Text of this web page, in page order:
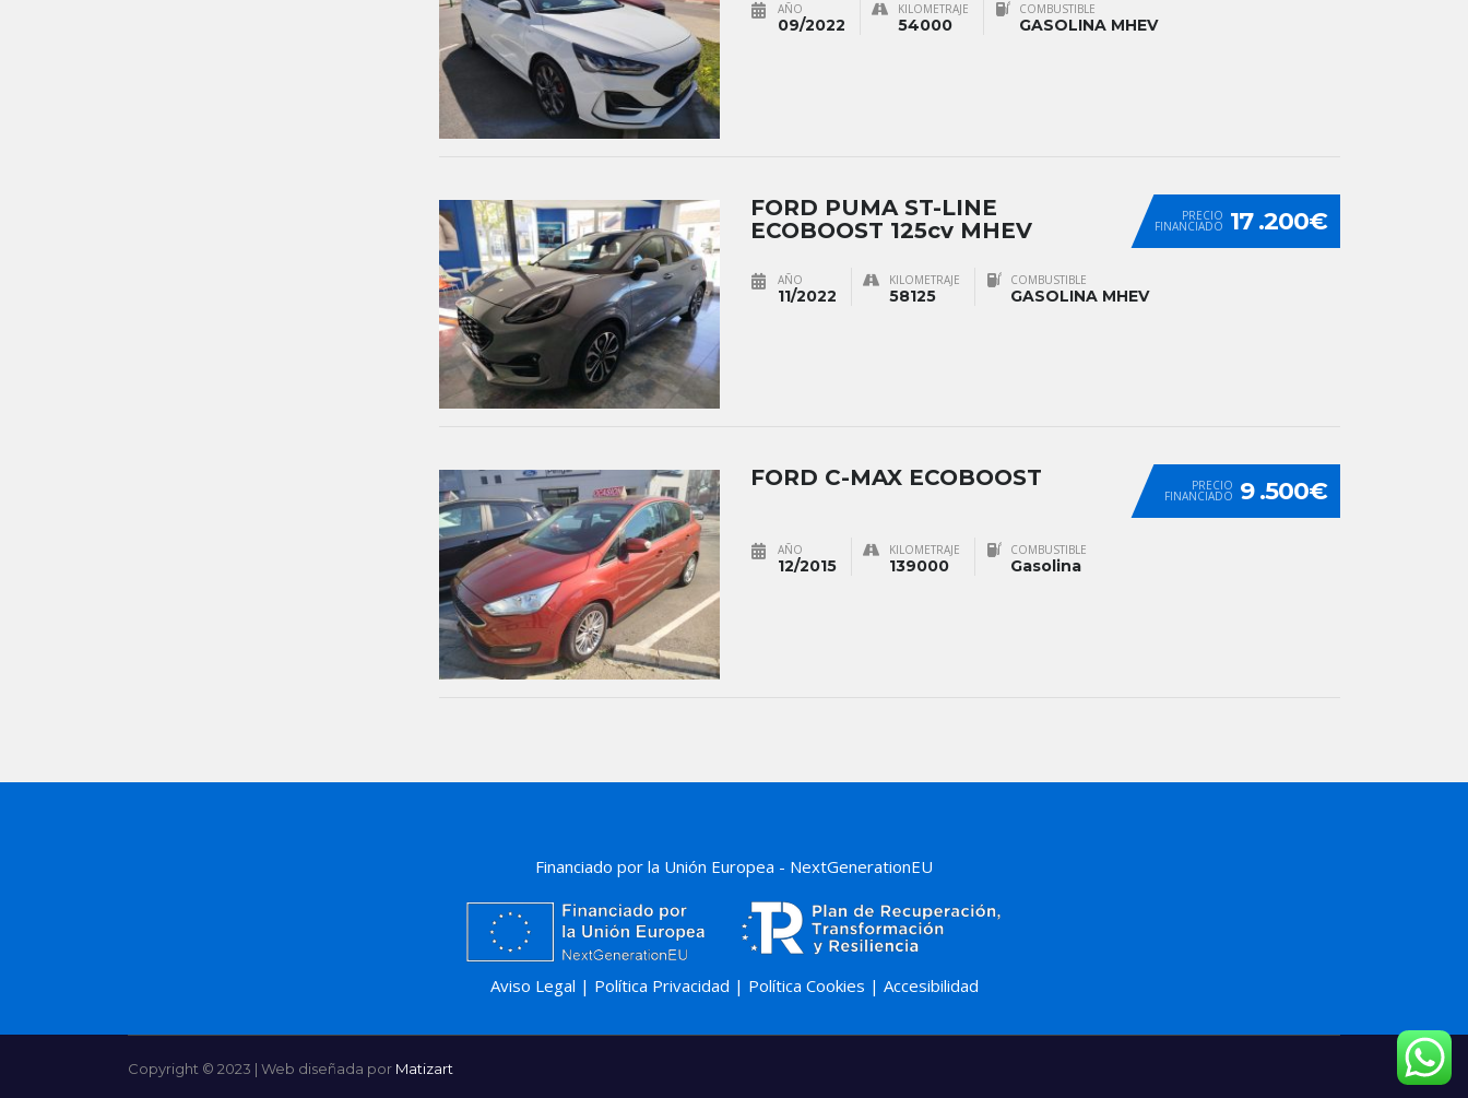
AÑO
09/2022
KILOMETRAJE
54000
COMBUSTIBLE
GASOLINA MHEV
PRECIO
FINANCIADO 17 .200€
FORD PUMA ST-LINE
ECOBOOST 125cv MHEV
AÑO
11/2022
KILOMETRAJE
58125
COMBUSTIBLE
GASOLINA MHEV
PRECIO
FINANCIADO 9 .500€
FORD C-MAX ECOBOOST
AÑO
12/2015
KILOMETRAJE
139000
COMBUSTIBLE
Gasolina
Financiado por la Unión Europea - NextGenerationEU
Aviso Legal | Política Privacidad | Política Cookies | Accesibilidad
Copyright © 2023 | Web diseñada por Matizart